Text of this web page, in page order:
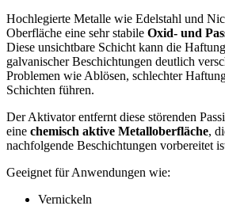
Hochlegierte Metalle wie Edelstahl und
Oberfläche eine sehr stabile Oxid- und
Diese unsichtbare Schicht kann die
galvanischer Beschichtungen deutlich
Problemen wie Ablösen, schlechter
Schichten führen.
Der Aktivator entfernt diese störenden
eine chemisch aktive Metalloberfläche,
nachfolgende Beschichtungen vorbereitet
Geeignet für Anwendungen wie:
Vernickeln